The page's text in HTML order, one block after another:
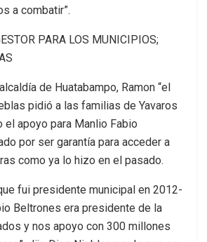
a combatir”.
PARA LOS MUNICIPIOS;
de Huatabampo, Ramon “el
pidió a las familias de Yavaros
el apoyo para Manlio Fabio
por ser garantía para acceder a
como ya lo hizo en el pasado.
fui presidente municipal en 2012-
Beltrones era presidente de la
y nos apoyo con 300 millones